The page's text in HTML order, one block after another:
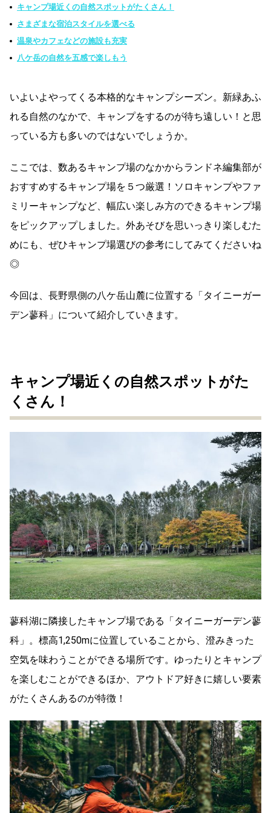
キャンプ場近くの自然スポットがたくさん！
さまざまな宿泊スタイルを選べる
温泉やカフェなどの施設も充実
八ケ岳の自然を五感で楽しもう
いよいよやってくる本格的なキャンプシーズン。新緑あふ
れる自然のなかで、キャンプをするのが待ち遠しい！と思
っている方も多いのではないでしょうか。
ここでは、数あるキャンプ場のなかからランドネ編集部が
おすすめするキャンプ場を５つ厳選！ソロキャンプやファ
ミリーキャンプなど、幅広い楽しみ方のできるキャンプ場
をピックアップしました。外あそびを思いっきり楽しむた
めにも、ぜひキャンプ場選びの参考にしてみてくださいね
◎
今回は、長野県側の八ケ岳山麓に位置する「タイニーガー
デン蓼科」について紹介していきます。
キャンプ場近くの自然スポットがた
くさん！
蓼科湖に隣接したキャンプ場である「タイニーガーデン蓼
科」。標高1,250mに位置していることから、澄みきった
空気を味わうことができる場所です。ゆったりとキャンプ
を楽しむことができるほか、アウトドア好きに嬉しい要素
がたくさんあるのが特徴！